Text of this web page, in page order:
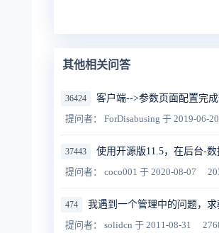
其他相关问答
36424 客户端-->参数页面配置完
提问者： ForDisabusing 于 2019-06-20
37443 使用开源版11.5，在后台-
提问者： coco001 于 2020-08-07
474 我遇到一个管理中的问题，求
提问者： solidcn 于 2011-08-31